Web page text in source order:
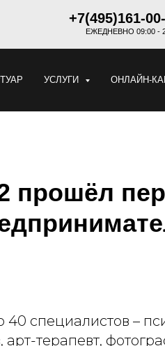
+7(495)161-
ЕЖЕДНЕВНО 09:00 -
УСЛУГИ ОНЛАЙН-
прошёл
специалистов –
арт-терапевт,